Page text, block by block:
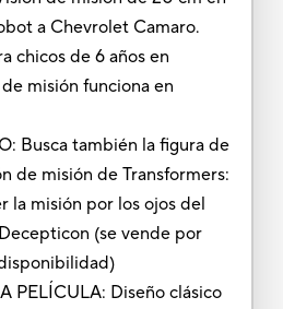
a Chevrolet Camaro.
chicos de 6 años en
misión funciona en
Busca también la figura de
de misión de Transformers:
la misión por los ojos del
(se vende por
PELÍCULA: Diseño clásico